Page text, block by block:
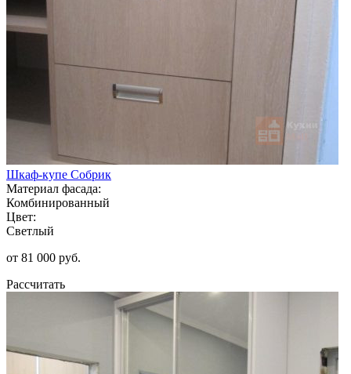
Шкаф-купе Собрик
Материал фасада:
Комбинированный
Цвет:
Светлый
от 81 000 руб.
Рассчитать